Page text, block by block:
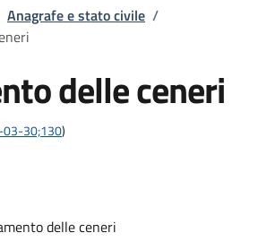
Anagrafe e stato civile /
delle ceneri
03-30;130)
delle ceneri